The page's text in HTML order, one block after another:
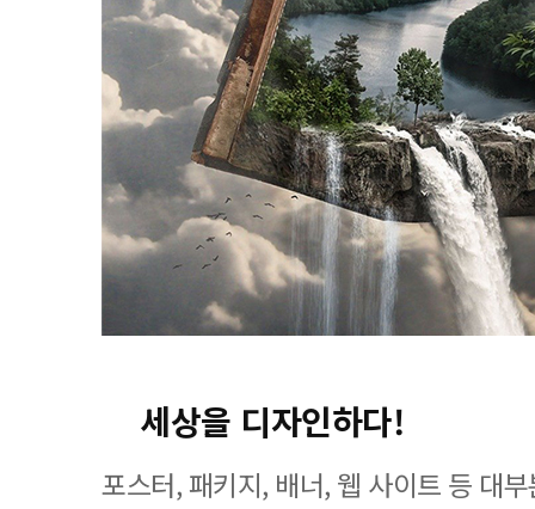
세상을 디자인하다!
포스터, 패키지, 배너, 웹 사이트 등 대